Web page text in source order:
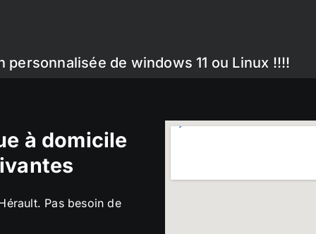
de windows 11 ou Linux !!!!
à domicile
Pas besoin de